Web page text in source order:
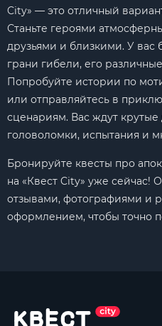
City» — это отличный
Станьте героями
друзьями и близкими. У вас
грани гибели, его
Попробуйте истории по
или отправляйтесь в
сценариям. Вас ждут
головоломки, испытания и
Бронируйте квесты про
на «Квест City» уже сейчас!
отзывами, фотографиями и
оформлением, чтобы точно